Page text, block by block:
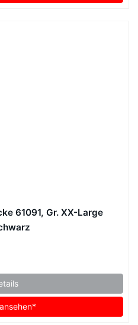
61091, Gr. XX-Large
ansehen*